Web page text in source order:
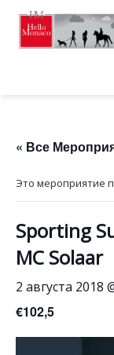
« Все
Это мероприятие
Sporting
MC Solaar
2 августа 2018
€102,5